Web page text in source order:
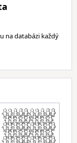
na databázi každý